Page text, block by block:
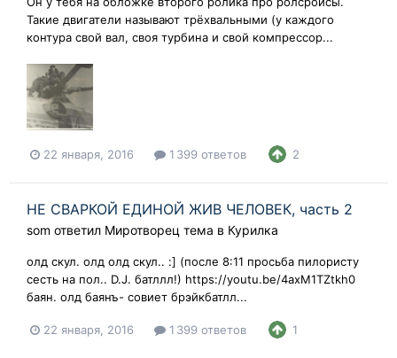
Такие двигатели называют трёхвальными (у каждого
контура свой вал, своя турбина и свой компрессор...
22 января, 2016 1 399 ответов 2
НЕ СВАРКОЙ ЕДИНОЙ ЖИВ ЧЕЛОВЕК, часть 2
som ответил Миротворец тема в Курилка
олд скул. олд олд скул.. :] (после 8:11 просьба пилористу
сесть на пол.. D.J. батллл!) https://youtu.be/4axM1TZtkh0
баян. олд баянъ- совиет брэйкбатлл...
22 января, 2016 1 399 ответов 1